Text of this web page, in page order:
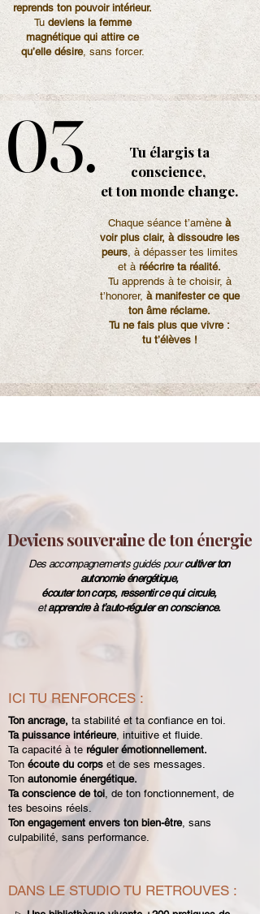
reprends ton pouvoir intérieur.
Tu deviens la femme
magnétique qui attire ce
qu’elle désire, sans forcer.
03.
03.
Tu élargis ta
conscience,
et ton monde change.
Chaque séance t’amène à
voir plus clair, à dissoudre les
peurs, à dépasser tes limites
et à réécrire ta réalité.
Tu apprends à te choisir, à
t’honorer, à manifester ce que
ton âme réclame.
Tu ne fais plus que vivre :
tu t’élèves !
Deviens souveraine de ton énergie
Des accompagnements guidés pourcultiver ton
autonomie énergétique,
écouter ton corps, ressentir ce qui circule,
etapprendre à t’auto-réguler en conscience.
ICI TU RENFORCES :
Ton ancrage, ta stabilité et ta confiance en toi.
Ta puissance intérieure, intuitive et fluide.
Ta capacité à te réguler émotionnellement.
Ton écoute du corps et de ses messages.
Ton autonomie énergétique.
Ta conscience de toi , de ton fonctionnement, de
tes besoins réels.
Ton engagement envers ton bien-être, sans
culpabilité, sans performance.
DANS LE STUDIO TU RETROUVES :